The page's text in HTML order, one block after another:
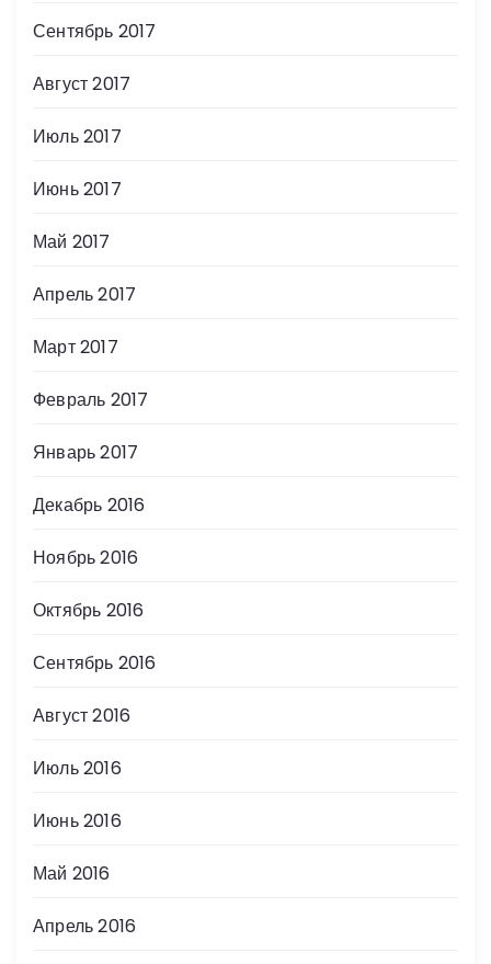
Сентябрь 2017
Август 2017
Июль 2017
Июнь 2017
Май 2017
Апрель 2017
Март 2017
Февраль 2017
Январь 2017
Декабрь 2016
Ноябрь 2016
Октябрь 2016
Сентябрь 2016
Август 2016
Июль 2016
Июнь 2016
Май 2016
Апрель 2016